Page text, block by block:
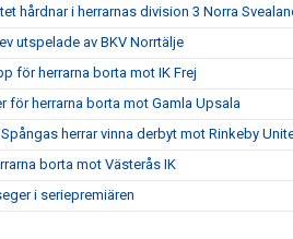
hårdnar i herrarnas division 3 Norra
utspelade av BKV Norrtälje
för herrarna borta mot IK Frej
för herrarna borta mot Gamla Upsala
herrar vinna derbyt mot Rinkeby
borta mot Västerås IK
i seriepremiären